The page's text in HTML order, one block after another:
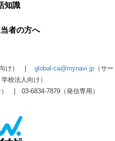
知識
者の方へ
向け） | global-ca@mynavi.jp （サー
校法人向け）
） | 03-6834-7879（発信専用）